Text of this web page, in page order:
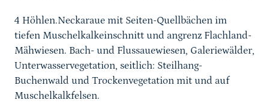
4 Höhlen.Neckaraue mit Seiten-Quellbächen im
tiefen Muschelkalkeinschnitt und angrenz Flachland-
Mähwiesen. Bach- und Flussauewiesen, Galeriewälder,
Unterwasservegetation, seitlich: Steilhang-
Buchenwald und Trockenvegetation mit und auf
Muschelkalkfelsen.